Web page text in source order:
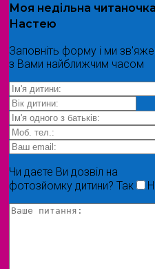
Моя недільна читаночка
Настею
Заповніть форму і ми
з Вами найближчим часом
Чи даєте Ви дозвіл на
фотозйомку дитини? Так